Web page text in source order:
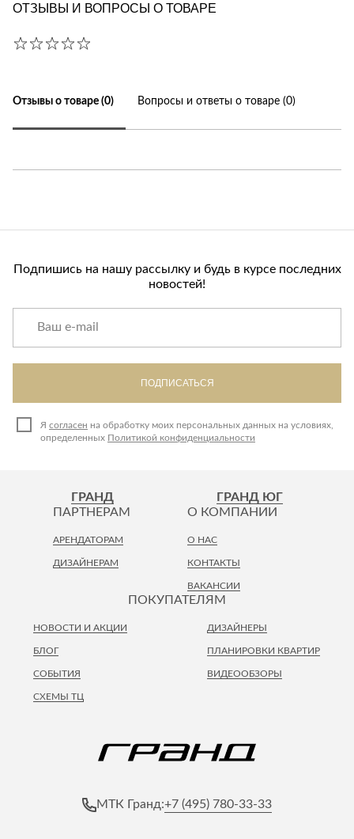
ОТЗЫВЫ И ВОПРОСЫ О ТОВАРЕ
Отзывы о товаре (0) Вопросы и ответы о товаре (0)
Подпишись на нашу рассылку и будь в курсе последних
новостей!
ПОДПИСАТЬСЯ
Я согласен на обработку моих персональных данных на условиях,
определенных Политикой конфиденциальности
ГРАНД ГРАНД ЮГ
ПОКУПАТЕЛЯМ
НОВОСТИ И АКЦИИ
ПЛАНИРОВКИ КВАРТИР
ВИДЕООБЗОРЫ
БЛОГ
СОБЫТИЯ
СХЕМЫ ТЦ
ДИЗАЙНЕРЫ
ПАРТНЕРАМ
АРЕНДАТОРАМ
ДИЗАЙНЕРАМ
О КОМПАНИИ
О НАС
КОНТАКТЫ
ВАКАНСИИ
МТК Гранд:+7 (495) 780-33-33